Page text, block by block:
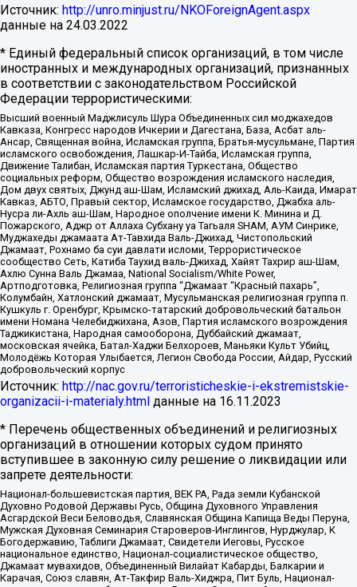
Источник: http://unro.minjust.ru/NKOForeignAgent.aspx
данные на 24.03.2022
* Единый федеральный список организаций, в том числе
иностранных и международных организаций, признанных
в соответствии с законодательством Российской
Федерации террористическими:
Высший военный Маджлисуль Шура Объединенных сил моджахедов
Кавказа, Конгресс народов Ичкерии и Дагестана, База, Асбат аль-
Ансар, Священная война, Исламская группа, Братья-мусульмане, Партия
исламского освобождения, Лашкар-И-Тайба, Исламская группа,
Движение Талибан, Исламская партия Туркестана, Общество
социальных реформ, Общество возрождения исламского наследия,
Дом двух святых, Джунд аш-Шам, Исламский джихад, Аль-Каида, Имарат
Кавказ, АБТО, Правый сектор, Исламское государство, Джабха аль-
Нусра ли-Ахль аш-Шам, Народное ополчение имени К. Минина и Д.
Пожарского, Аджр от Аллаха Субхану уа Тагьаля SHAM, АУМ Синрике,
Муджахеды джамаата Ат-Тавхида Валь-Джихад, Чистопольский
Джамаат, Рохнамо ба суи давлати исломи, Террористическое
сообщество Сеть, Катиба Таухид валь-Джихад, Хайят Тахрир аш-Шам,
Ахлю Сунна Валь Джамаа, National Socialism/White Power,
Артподготовка, Религиозная группа “Джамаат “Красный пахарь”,
Колумбайн, Хатлонский джамаат, Мусульманская религиозная группа п.
Кушкуль г. Оренбург, Крымско-татарский добровольческий батальон
имени Номана Челебиджихана, Азов, Партия исламского возрождения
Таджикистана, Народная самооборона, Дуббайский джамаат,
московская ячейка, Батал-Хаджи Белхороев, Маньяки Культ Убийц,
Молодёжь Которая Улыбается, Легион Свобода России, Айдар, Русский
добровольческий корпус
Источник: http://nac.gov.ru/terroristicheskie-i-ekstremistskie-
organizacii-i-materialy.html данные на 16.11.2023
* Перечень общественных объединений и религиозных
организаций в отношении которых судом принято
вступившее в законную силу решение о ликвидации или
запрете деятельности:
Национал-большевистская партия, ВЕК РА, Рада земли Кубанской
Духовно Родовой Державы Русь, Община Духовного Управления
Асгардской Веси Беловодья, Славянская Община Капища Веды Перуна,
Мужская Духовная Семинария Староверов-Инглингов, Нурджулар, К
Богодержавию, Таблиги Джамаат, Свидетели Иеговы, Русское
национальное единство, Национал-социалистическое общество,
Джамаат мувахидов, Объединенный Вилайат Кабарды, Балкарии и
Карачая, Союз славян, Ат-Такфир Валь-Хиджра, Пит Буль, Национал-